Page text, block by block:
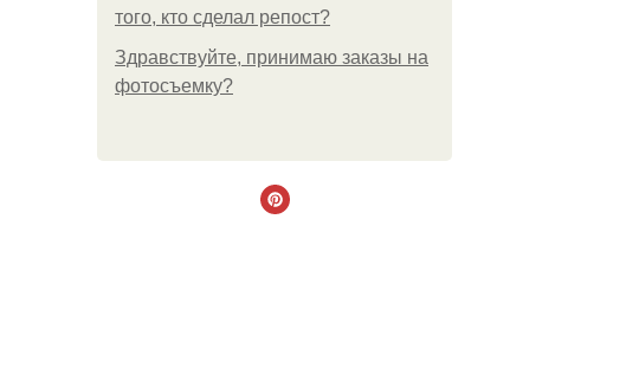
того, кто сделал репост?
Здравствуйте, принимаю заказы на
фотосъемку?